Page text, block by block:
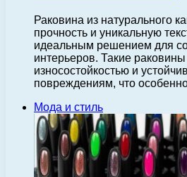
Раковина из натурального
прочность и уникальную
идеальным решением для
интерьеров. Такие
износостойкостью и
повреждениям, что
Мода и стиль